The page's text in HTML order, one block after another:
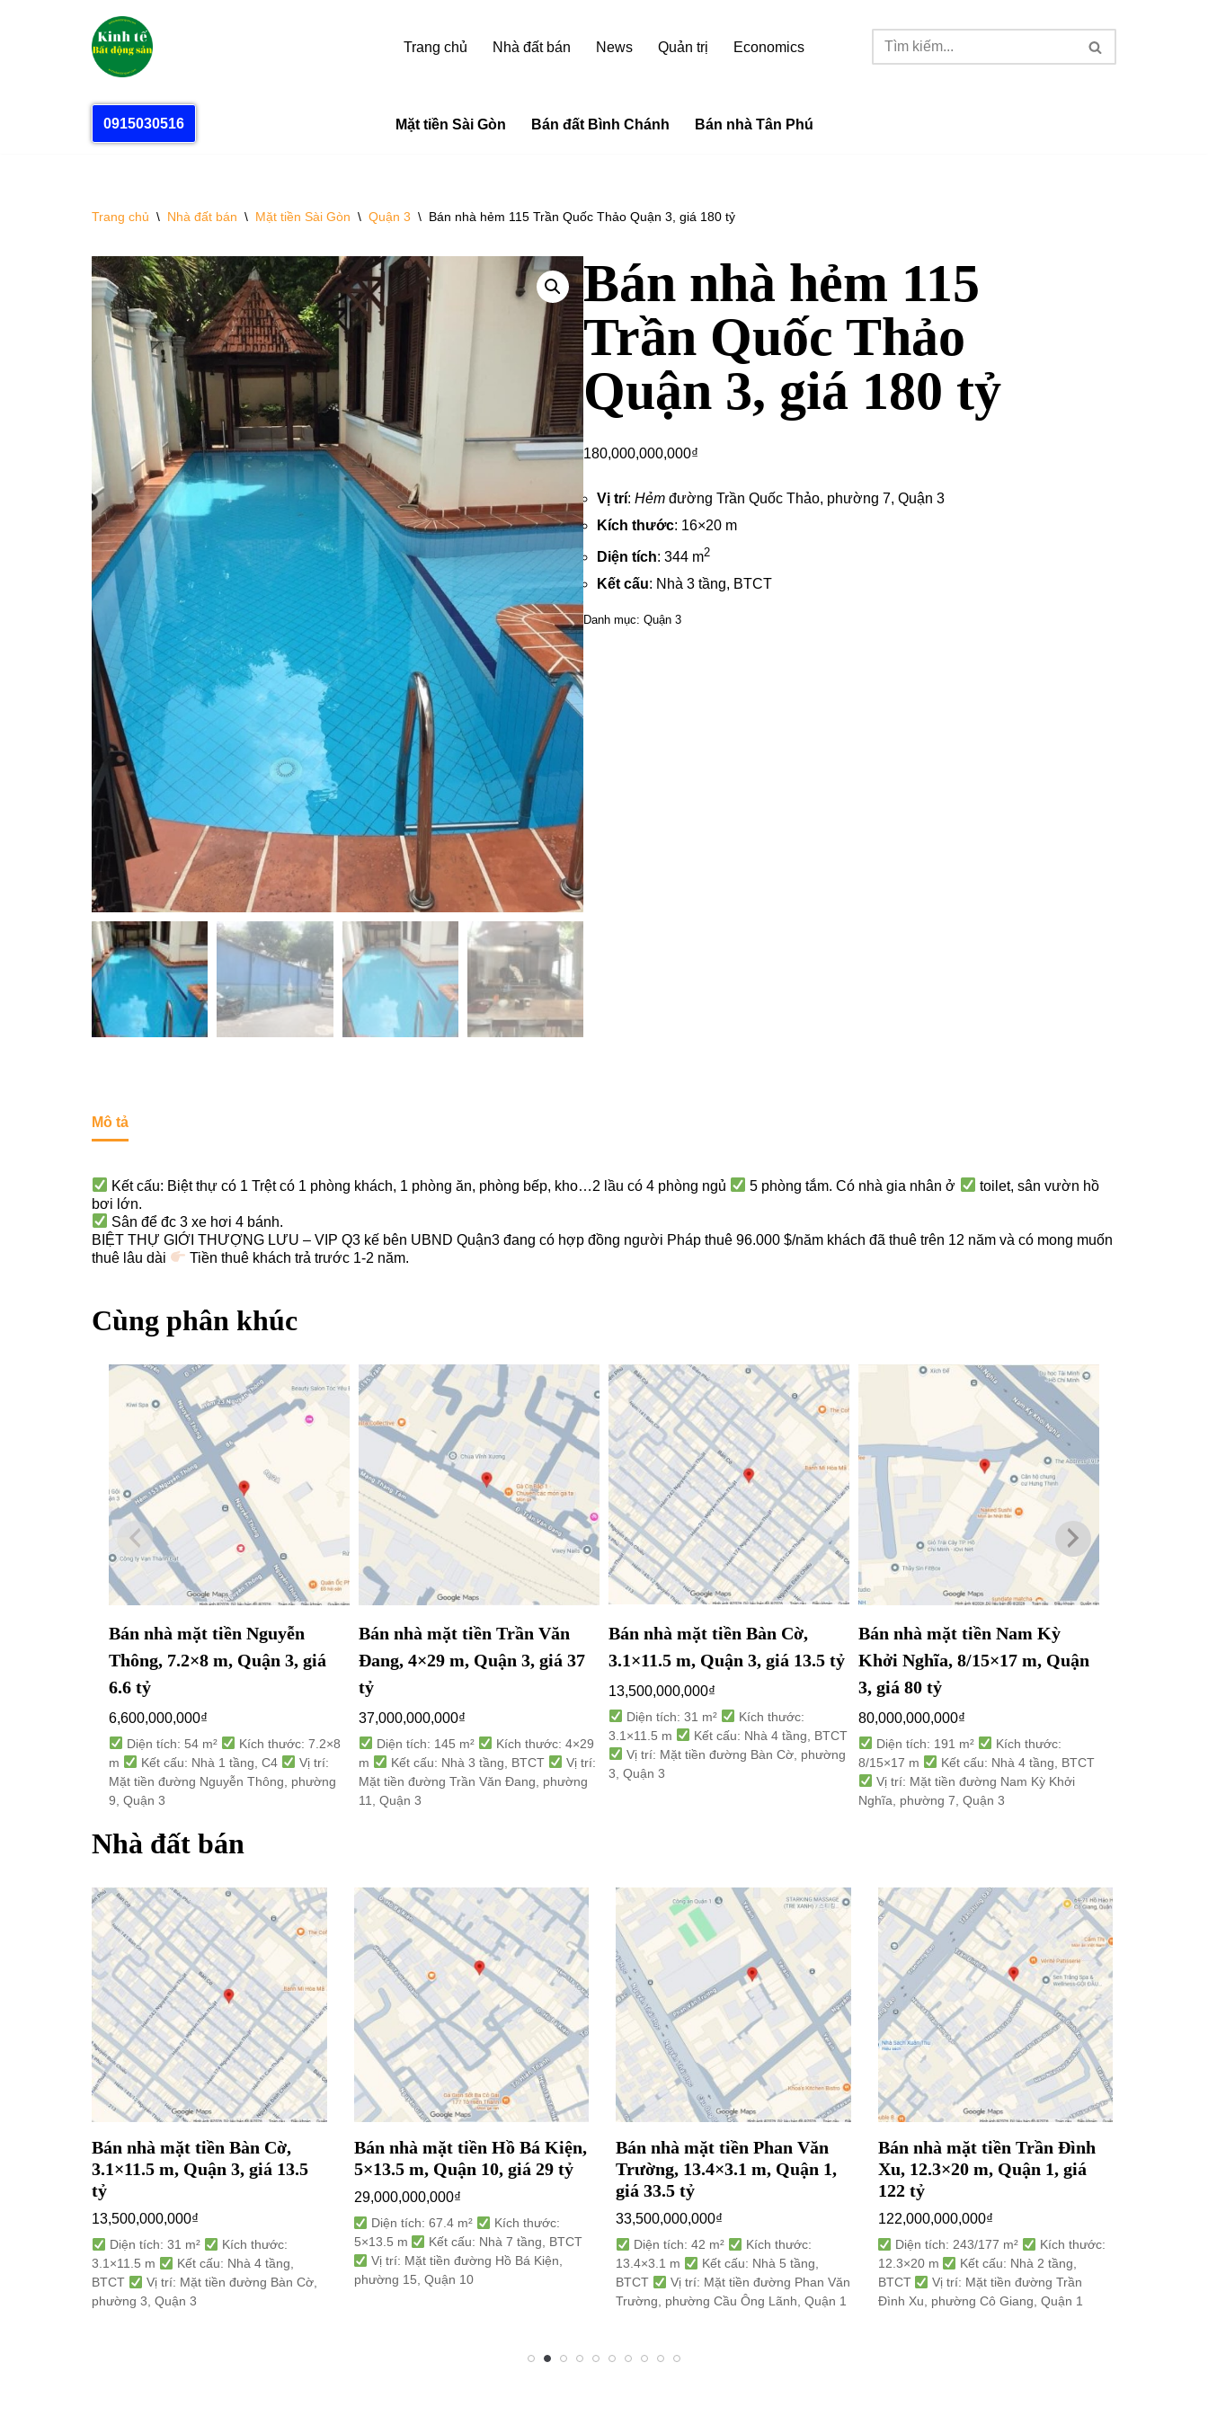
Trang chủ Nhà đất bán News Quản trị Economics
0915030516 Mặt tiền Sài Gòn Bán đất Bình Chánh Bán nhà Tân Phú
Trang chủ \ Nhà đất bán \ Mặt tiền Sài Gòn \ Quận 3 \ Bán nhà hẻm 115 Trần Quốc Thảo Quận 3, giá 180 tỷ
Bán nhà hẻm 115
Trần Quốc Thảo
Quận 3, giá 180 tỷ
180,000,000,000₫
Vị trí:Hẻm đường Trần Quốc Thảo, phường 7,Quận 3
Kích thước: 16×20 m
Diện tích: 344 m2
Kết cấu: Nhà 3 tầng, BTCT
Danh mục:Quận 3
Mô tả
Kết cấu: Biệt thự có 1 Trệt có 1 phòng khách, 1 phòng ăn, phòng bếp, kho…2 lầu có 4 phòng ngủ 5 phòng tắm. Có nhà gia nhân ở
toilet, sân vườn hồ
bơi lớn.
Sân để đc 3 xe hơi 4 bánh.
BIỆT THỰ GIỚI THƯỢNG LƯU – VIP Q3 kế bên UBND Quận3 đang có hợp đồng người Pháp thuê 96.000 $/năm khách đã thuê trên 12 năm và có mong muốn
thuê lâu dài
Tiền thuê khách trả trước 1-2 năm.
Cùng phân khúc
Bán nhà mặt tiền Nguyễn
Thông, 7.2×8 m, Quận 3, giá
6.6 tỷ
6,600,000,000₫
Diện tích: 54 m²
Kích thước: 7.2×8
m
Kết cấu: Nhà 1 tầng, C4
Vị trí:
Mặt tiền đường Nguyễn Thông, phường
9, Quận 3
Bán nhà mặt tiền Trần Văn
Đang, 4×29 m, Quận 3, giá 37
tỷ
37,000,000,000₫
Diện tích: 145 m²
Kích thước: 4×29
m
Kết cấu: Nhà 3 tầng, BTCT
Vị trí:
Mặt tiền đường Trần Văn Đang, phường
11, Quận 3
Bán nhà mặt tiền Bàn Cờ,
3.1×11.5 m, Quận 3, giá 13.5 tỷ
13,500,000,000₫
Diện tích: 31 m²
Kích thước:
3.1×11.5 m
Kết cấu: Nhà 4 tầng, BTCT
Vị trí: Mặt tiền đường Bàn Cờ, phường
3, Quận 3
Bán nhà mặt tiền Nam Kỳ
Khởi Nghĩa, 8/15×17 m, Quận
3, giá 80 tỷ
80,000,000,000₫
Diện tích: 191 m²
Kích thước:
8/15×17 m
Kết cấu: Nhà 4 tầng, BTCT
Vị trí: Mặt tiền đường Nam Kỳ Khởi
Nghĩa, phường 7, Quận 3
Nhà đất bán
Bán nhà mặt tiền Bàn Cờ,
3.1×11.5 m, Quận 3, giá 13.5
tỷ
13,500,000,000₫
Diện tích: 31 m²
Kích thước:
3.1×11.5 m
Kết cấu: Nhà 4 tầng,
BTCT
Vị trí: Mặt tiền đường Bàn Cờ,
phường 3, Quận 3
Bán nhà mặt tiền Hồ Bá Kiện,
5×13.5 m, Quận 10, giá 29 tỷ
29,000,000,000₫
Diện tích: 67.4 m²
Kích thước:
5×13.5 m
Kết cấu: Nhà 7 tầng, BTCT
Vị trí: Mặt tiền đường Hồ Bá Kiện,
phường 15, Quận 10
Bán nhà mặt tiền Phan Văn
Trường, 13.4×3.1 m, Quận 1,
giá 33.5 tỷ
33,500,000,000₫
Diện tích: 42 m²
Kích thước:
13.4×3.1 m
Kết cấu: Nhà 5 tầng,
BTCT
Vị trí: Mặt tiền đường Phan Văn
Trường, phường Cầu Ông Lãnh, Quận 1
Bán nhà mặt tiền Trần Đình
Xu, 12.3×20 m, Quận 1, giá
122 tỷ
122,000,000,000₫
Diện tích: 243/177 m²
Kích thước:
12.3×20 m
Kết cấu: Nhà 2 tầng,
BTCT
Vị trí: Mặt tiền đường Trần
Đình Xu, phường Cô Giang, Quận 1